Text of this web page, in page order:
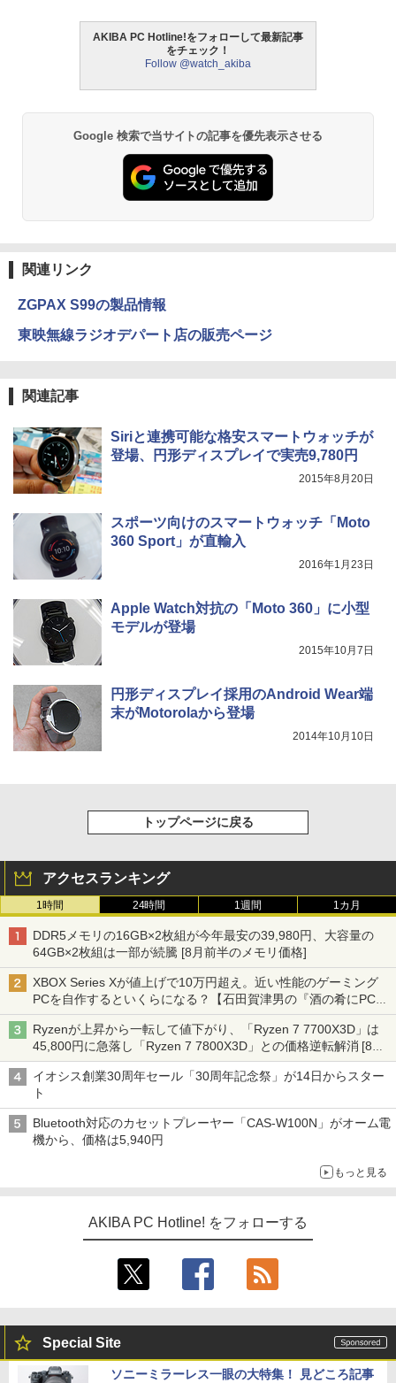
AKIBA PC Hotline!をフォローして最新記事
をチェック！
Follow @watch_akiba
Google 検索で当サイトの記事を優先表示させる
関連リンク
ZGPAX S99の製品情報
東映無線ラジオデパート店の販売ページ
関連記事
Siriと連携可能な格安スマートウォッチが
登場、円形ディスプレイで実売9,780円
2015年8月20日
スポーツ向けのスマートウォッチ「Moto
360 Sport」が直輸入
2016年1月23日
Apple Watch対抗の「Moto 360」に小型
モデルが登場
2015年10月7日
円形ディスプレイ採用のAndroid Wear端
末がMotorolaから登場
2014年10月10日
トップページに戻る
アクセスランキング
1時間 24時間 1週間 1カ月
DDR5メモリの16GB×2枚組が今年最安の39,980円、大容量の
64GB×2枚組は一部が続騰 [8月前半のメモリ価格]
XBOX Series Xが値上げで10万円超え。近い性能のゲーミング
PCを自作するといくらになる？【石田賀津男の『酒の肴にPCゲ
ーム』】
Ryzenが上昇から一転して値下がり、「Ryzen 7 7700X3D」は
45,800円に急落し「Ryzen 7 7800X3D」との価格逆転解消 [8月
前半のCPU価格]
イオシス創業30周年セール「30周年記念祭」が14日からスター
ト
Bluetooth対応のカセットプレーヤー「CAS-W100N」がオーム電
機から、価格は5,940円
もっと見る
AKIBA PC Hotline! をフォローする
Special Site
ソニーミラーレス一眼の大特集！ 見どころ記事